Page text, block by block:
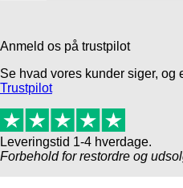
Anmeld os på trustpilot
Se hvad vores kunder siger, og
Trustpilot
Leveringstid 1-4 hverdage.
Forbehold for restordre og